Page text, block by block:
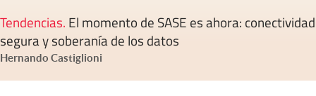
Tendencias. El momento de SASE es ahora: conectividad
segura y soberanía de los datos
Hernando Castiglioni